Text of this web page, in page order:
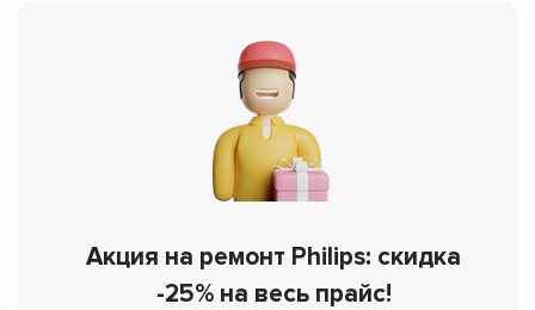
Акция на ремонт Philips: скидка
-25% на весь прайс!